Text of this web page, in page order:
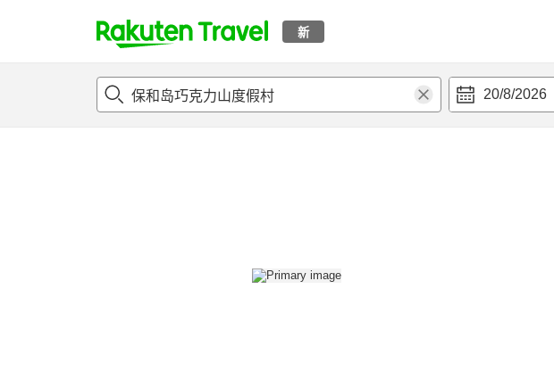
新
t
p
20/8/2026
概况 客房及住宿套餐评论设施